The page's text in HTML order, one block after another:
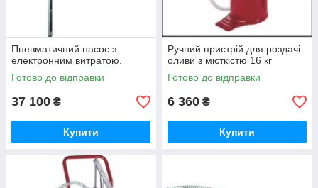
Пневматичний насос з
електронним витратою.
Готово до відправки
37 100 ₴
Купити
Ручний пристрій для роздачі
оливи з місткістю 16 кг
Готово до відправки
6 360 ₴
Купити